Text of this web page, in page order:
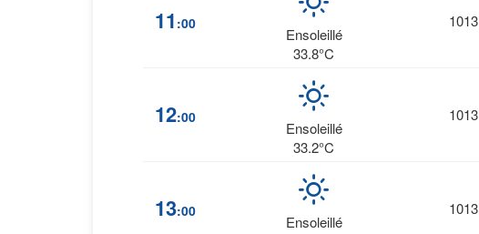
11 :00
Ensoleillé
33.8°C
1013
12:00
Ensoleillé
33.2°C
1013
13:00
Ensoleillé
1013